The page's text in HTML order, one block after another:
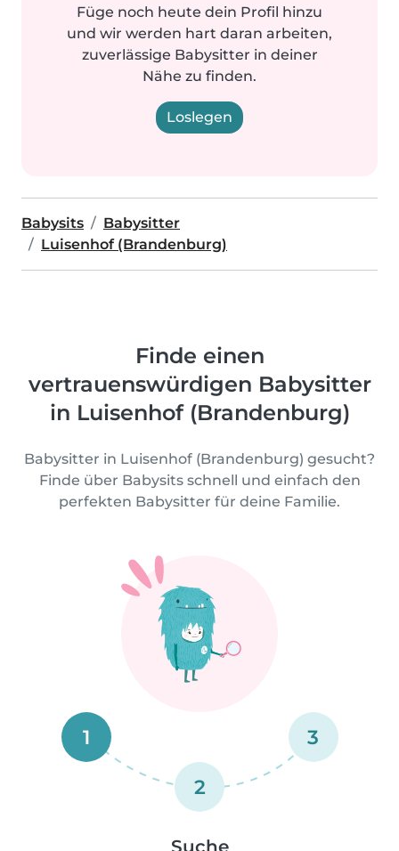
Füge noch heute dein Profil hinzu
und wir werden hart daran arbeiten,
zuverlässige Babysitter in deiner
Nähe zu finden.
Loslegen
Babysits
Babysitter
Luisenhof (Brandenburg)
Finde einen
vertrauenswürdigen Babysitter
in Luisenhof (Brandenburg)
Babysitter in Luisenhof (Brandenburg) gesucht?
Finde über Babysits schnell und einfach den
perfekten Babysitter für deine Familie.
1
2
3
Suche